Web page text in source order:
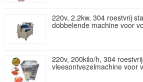
220v, 2.2kw, 304 roestvrij
dobbelende machine voor
220v, 200kilo/h, 304